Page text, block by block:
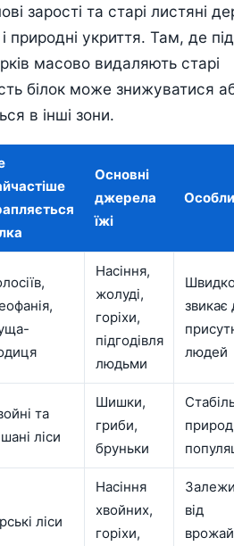
зарості та старі листяні
природні укриття. Там, де
масово видаляють старі
білок може знижуватися
в інші зони.
Основні
джерела
їжі
Насіння,
жолуді,
горіхи,
підгодівля
людьми
звикає
людей
та
ліси
Шишки,
гриби,
бруньки
ліси
Насіння
хвойних,
горіхи,
від